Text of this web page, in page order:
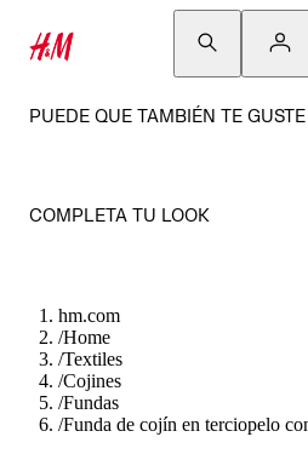
PUEDE QUE TAMBIÉN TE GUSTE
COMPLETA TU LOOK
hm.com
/Home
/Textiles
/Cojines
/Fundas
/Funda de cojín en terciopelo